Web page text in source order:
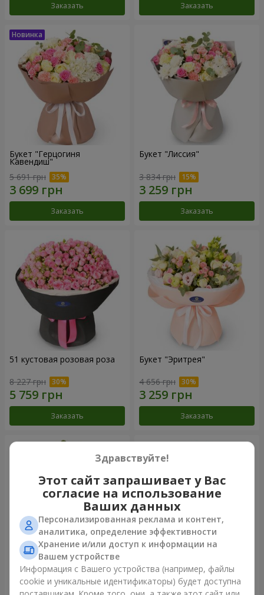
Заказать Заказать
Букет "Герцогиня
Кавендиш"
5 691 грн
Заказать
Букет "Лиссия"
3 834 грн
Заказать
51 кустовая розовая роза
8 227 грн
Заказать
Букет "Эритрея"
4 656 грн
Заказать
Букет "Nude Perfume"
3 058 грн
Букет "Розовая нежность"
4 513 грн
Здравствуйте!
Этот сайт запрашивает у Вас
согласие на использование
Ваших данных
Персонализированная реклама и контент,
аналитика, определение эффективности
Хранение и/или доступ к информации на
Вашем устройстве
Информация с Вашего устройства (например, файлы
cookie и уникальные идентификаторы) будет доступна